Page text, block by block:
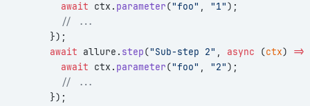
        await
ctx. parameter("foo" , "1");
        // ...
      });
      await
allure. step("Sub-step 2" , async (ctx) =>
        await
ctx. parameter("foo" , "2");
        // ...
      });